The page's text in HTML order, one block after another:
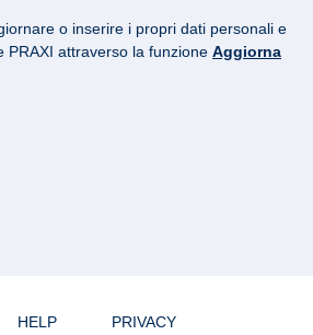
o inserire i propri dati personali e
PRAXI attraverso la funzione Aggiorna
HELP PRIVACY